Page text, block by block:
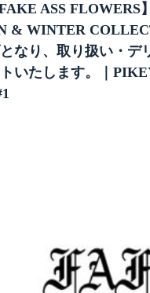
ASS FLOWERS
& WINTER
なり、取り扱い・デ
いたします。｜